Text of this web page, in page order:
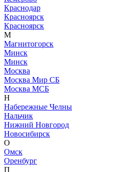
Краснодар
Красноярск
Красноярск
М
Магнитогорск
Минск
Минск
Москва
Москва Мир СБ
Москва МСБ
Н
Набережные Челны
Нальчик
Нижний Новгород
Новосибирск
О
Омск
Оренбург
П